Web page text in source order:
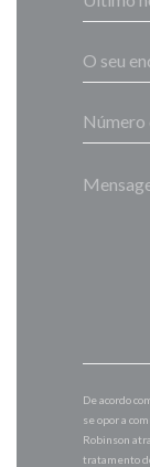
De acordo
se opor a
Robinson
tratamento